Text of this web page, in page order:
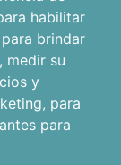
habilitar
para brindar
, medir su
y
, para
para